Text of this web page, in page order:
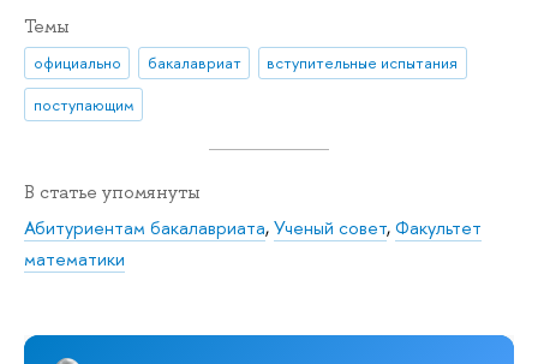
Темы
официально бакалавриат
вступительные испытания
поступающим
В статье упомянуты
Абитуриентам бакалавриата,Ученый совет,Факультет
математики